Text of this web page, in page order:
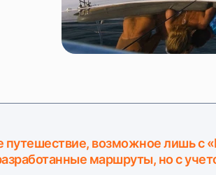
путешествие, возможное лишь с
маршруты, но с